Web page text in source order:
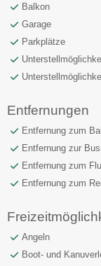
Balkon
Garage
Parkplätze
Entfernungen
Entfernung zum
Entfernung zur
Entfernung zum
Entfernung zum
Angeln
Boot- und